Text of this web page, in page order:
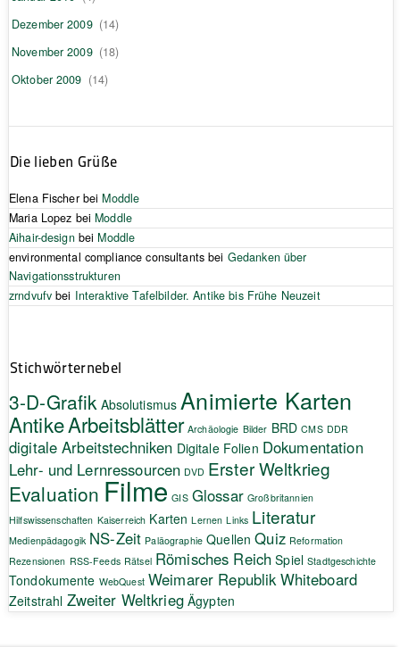
Dezember 2009 (14)
November 2009 (18)
Oktober 2009 (14)
Die lieben Grüße
Elena Fischerbei Moddle
Maria Lopez bei Moddle
Aihair-designbei Moddle
environmental compliance consultants bei Gedanken über
Navigationsstrukturen
zrndvufv bei Interaktive Tafelbilder. Antike bis Frühe Neuzeit
Stichwörternebel
3-D-Grafik Absolutismus Animierte Karten
AntikeArbeitsblätter Archäologie Bilder BRD CMS DDR
digitale Arbeitstechniken Digitale Folien Dokumentation
Lehr- und Lernressourcen DVD Erster Weltkrieg
Evaluation Filme GIS Glossar Großbritannien
Hilfswissenschaften Kaiserreich Karten Lernen Links Literatur
Medienpädagogik NS-Zeit Paläographie Quellen Quiz Reformation
Rezensionen RSS-Feeds Rätsel Römisches Reich Spiel Stadtgeschichte
Tondokumente WebQuest Weimarer RepublikWhiteboard
Zeitstrahl Zweiter Weltkrieg Ägypten